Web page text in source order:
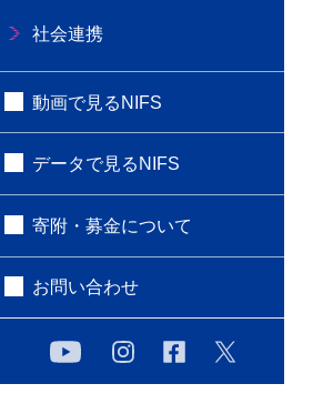
社会連携
動画で見るNIFS
データで見るNIFS
寄附・募金について
お問い合わせ